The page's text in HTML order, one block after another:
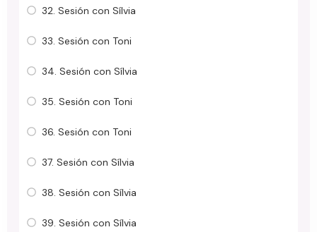
32. Sesión con Sílvia
33. Sesión con Toni
34. Sesión con Sílvia
35. Sesión con Toni
36. Sesión con Toni
37. Sesión con Sílvia
38. Sesión con Sílvia
39. Sesión con Sílvia